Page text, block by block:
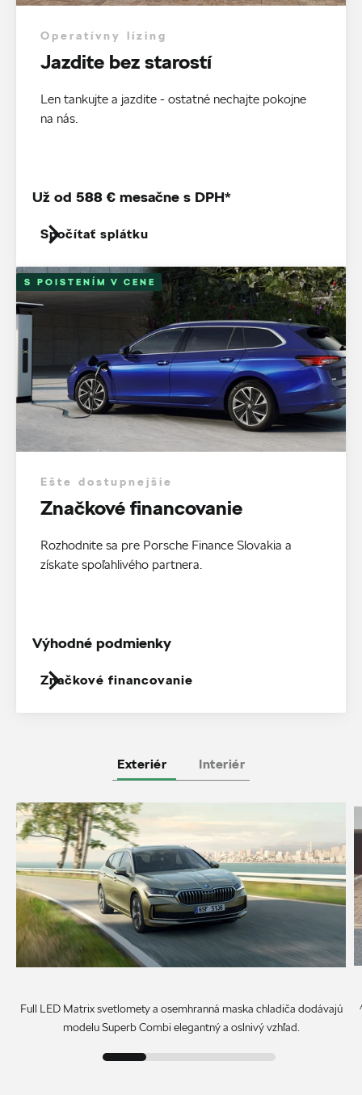
Operatívny lízing
Jazdite bez starostí
Len tankujte a jazdite - ostatné nechajte pokojne
na nás.
Spočítať splátku
Už od 588 € mesačne s DPH*
S POISTENÍM V CENE
Ešte dostupnejšie
Značkové financovanie
Rozhodnite sa pre Porsche Finance Slovakia a
získate spoľahlivého partnera.
Značkové financovanie
Výhodné podmienky
Exteriér Interiér
Full LED Matrix svetlomety a osemhranná maska chladiča dodávajú
modelu Superb Combi elegantný a oslnivý vzhľad.